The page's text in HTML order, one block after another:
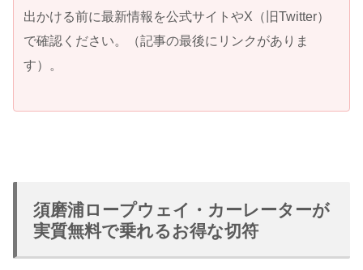
出かける前に最新情報を公式サイトやX（旧Twitter）
で確認ください。（記事の最後にリンクがありま
す）。
須磨浦ロープウェイ・カーレーターが
実質無料で乗れるお得な切符